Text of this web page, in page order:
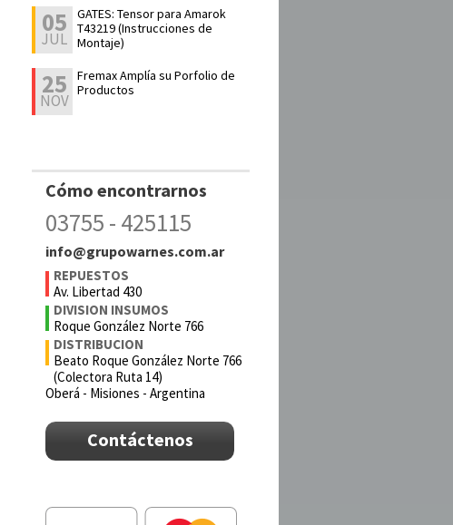
05
JUL
GATES: Tensor para Amarok
T43219 (Instrucciones de
Montaje)
25
NOV
Fremax Amplía su Porfolio de
Productos
Cómo encontrarnos
03755 - 425115
info@grupowarnes.com.ar
REPUESTOS
Av. Libertad 430
DIVISION INSUMOS
Roque González Norte 766
DISTRIBUCION
Beato Roque González Norte 766
(Colectora Ruta 14)
Oberá - Misiones - Argentina
Contáctenos